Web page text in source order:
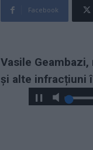
Facebook
Vasile
și alte infracțiuni